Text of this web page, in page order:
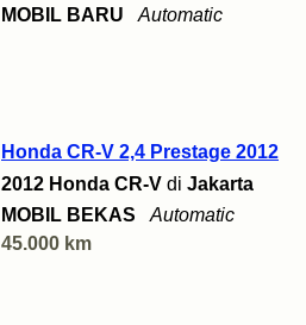
MOBIL BARU
Automatic
Honda CR-V 2,4 Prestage 2012
2012 Honda CR-V di Jakarta
MOBIL BEKAS
Automatic
45.000 km